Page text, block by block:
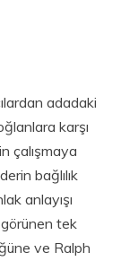
adadaki
karşı
çalışmaya
bağlılık
anlayışı
tek
ve Ralph